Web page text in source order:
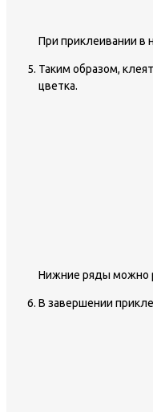
При приклеивании в
Таким образом,
цветка.
Нижние ряды можно
В завершении